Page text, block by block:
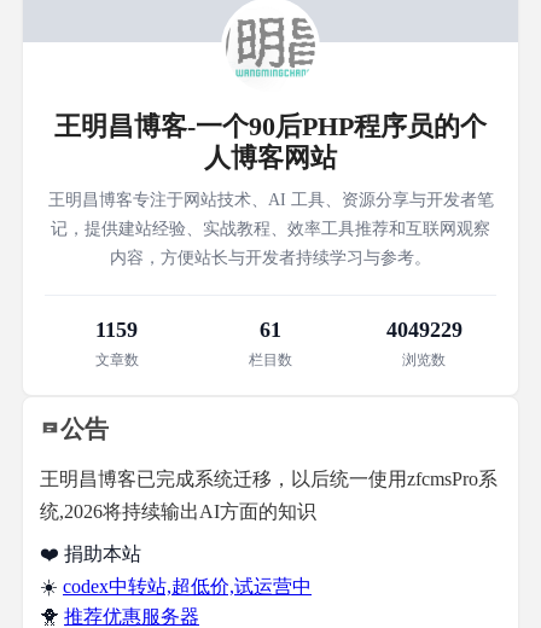
王明昌博客-一个90后PHP程序员的个
人博客网站
王明昌博客专注于网站技术、AI 工具、资源分享与开发者笔
记，提供建站经验、实战教程、效率工具推荐和互联网观察
内容，方便站长与开发者持续学习与参考。
1159
文章数
61
栏目数
4049229
浏览数
公告
王明昌博客已完成系统迁移，以后统一使用zfcmsPro系
统,2026将持续输出AI方面的知识
❤️ 捐助本站
☀️ codex中转站,超低价,试运营中
🐥 推荐优惠服务器